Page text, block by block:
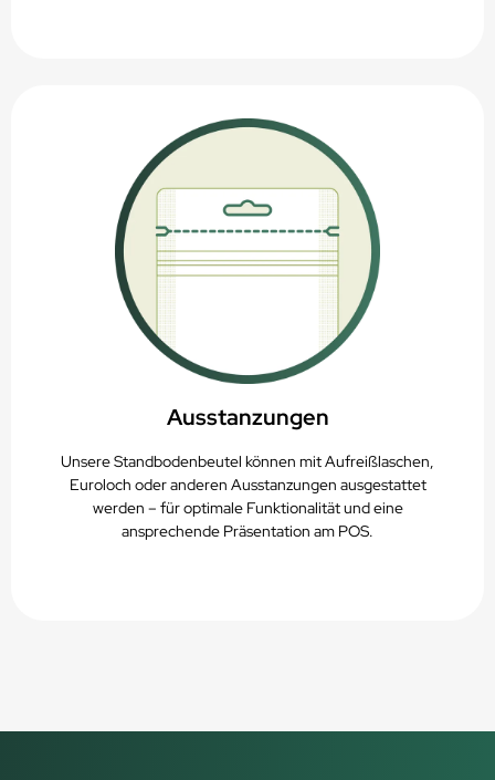
Ausstanzungen
Unsere Standbodenbeutel können mit Aufreißlaschen,
Euroloch oder anderen Ausstanzungen ausgestattet
werden – für optimale Funktionalität und eine
ansprechende Präsentation am POS.